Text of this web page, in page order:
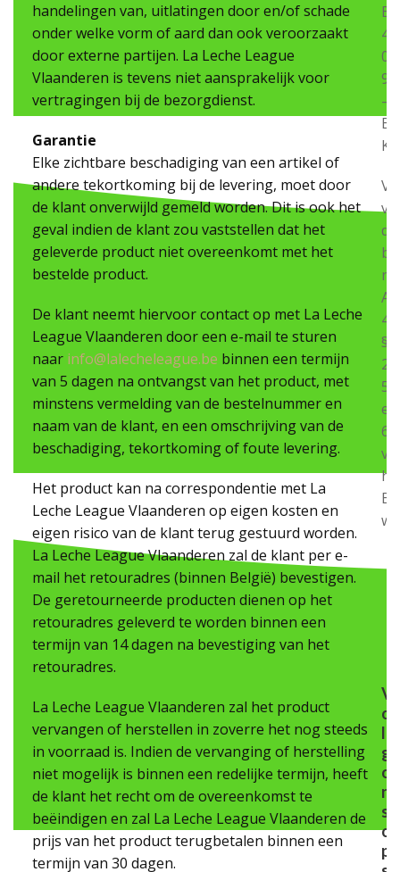
handelingen van, uitlatingen door en/of schade
onder welke vorm of aard dan ook veroorzaakt
door externe partijen. La Leche League
Vlaanderen is tevens niet aansprakelijk voor
vertragingen bij de bezorgdienst.
Garantie
Elke zichtbare beschadiging van een artikel of
andere tekortkoming bij de levering, moet door
de klant onverwijld gemeld worden. Dit is ook het
geval indien de klant zou vaststellen dat het
geleverde product niet overeenkomt met het
bestelde product.
De klant neemt hiervoor contact op met La Leche
League Vlaanderen door een e-mail te sturen
naar info@lalecheleague.be binnen een termijn
van 5 dagen na ontvangst van het product, met
minstens vermelding van de bestelnummer en
naam van de klant, en een omschrijving van de
beschadiging, tekortkoming of foute levering.
Het product kan na correspondentie met La
Leche League Vlaanderen op eigen kosten en
eigen risico van de klant terug gestuurd worden.
La Leche League Vlaanderen zal de klant per e-
mail het retouradres (binnen België) bevestigen.
De geretourneerde producten dienen op het
retouradres geleverd te worden binnen een
termijn van 14 dagen na bevestiging van het
retouradres.
La Leche League Vlaanderen zal het product
vervangen of herstellen in zoverre het nog steeds
in voorraad is. Indien de vervanging of herstelling
niet mogelijk is binnen een redelijke termijn, heeft
de klant het recht om de overeenkomst te
beëindigen en zal La Leche League Vlaanderen de
prijs van het product terugbetalen binnen een
termijn van 30 dagen.
–
de
§
2,
5°
en
6°
V
o
l
g
o
n
s
o
p